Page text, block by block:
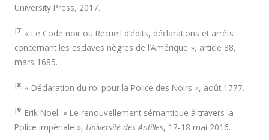
University Press, 2017.
[7] « Le Code noir ou Recueil d’édits, déclarations et arrêts
concernant les esclaves nègres de l’Amérique », article 38,
mars 1685.
[8] « Déclaration du roi pour la Police des Noirs », août 1777.
[9] Erik Noël, « Le renouvellement sémantique à travers la
Police impériale », Université des Antilles, 17-­18 mai 2016.